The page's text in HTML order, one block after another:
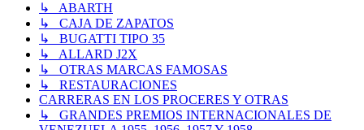
↳ ABARTH
↳ CAJA DE ZAPATOS
↳ BUGATTI TIPO 35
↳ ALLARD J2X
↳ OTRAS MARCAS FAMOSAS
↳ RESTAURACIONES
CARRERAS EN LOS PROCERES Y OTRAS
↳ GRANDES PREMIOS INTERNACIONALES DE